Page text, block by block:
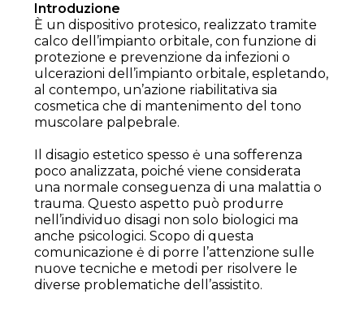
Introduzione
È un dispositivo protesico, realizzato tramite
calco dell’impianto orbitale, con funzione di
protezione e prevenzione da infezioni o
ulcerazioni dell’impianto orbitale, espletando,
al contempo, un’azione riabilitativa sia
cosmetica che di mantenimento del tono
muscolare palpebrale.
Il disagio estetico spesso ė una sofferenza
poco analizzata, poiché viene considerata
una normale conseguenza di una malattia o
trauma. Questo aspetto può produrre
nell’individuo disagi non solo biologici ma
anche psicologici. Scopo di questa
comunicazione ė di porre l’attenzione sulle
nuove tecniche e metodi per risolvere le
diverse problematiche dell’assistito.